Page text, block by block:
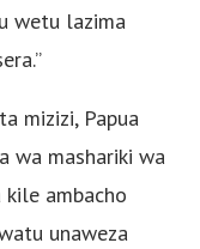
wetu lazima
mizizi, Papua
wa mashariki wa
kile ambacho
unaweza